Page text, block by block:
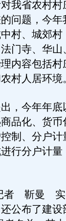
省农村村
问题，今
村、城郊
门寺、华
内容包括
村人居环境
今年年底
品化、货
制、分户
行分户计
靳曼 实
公布了建